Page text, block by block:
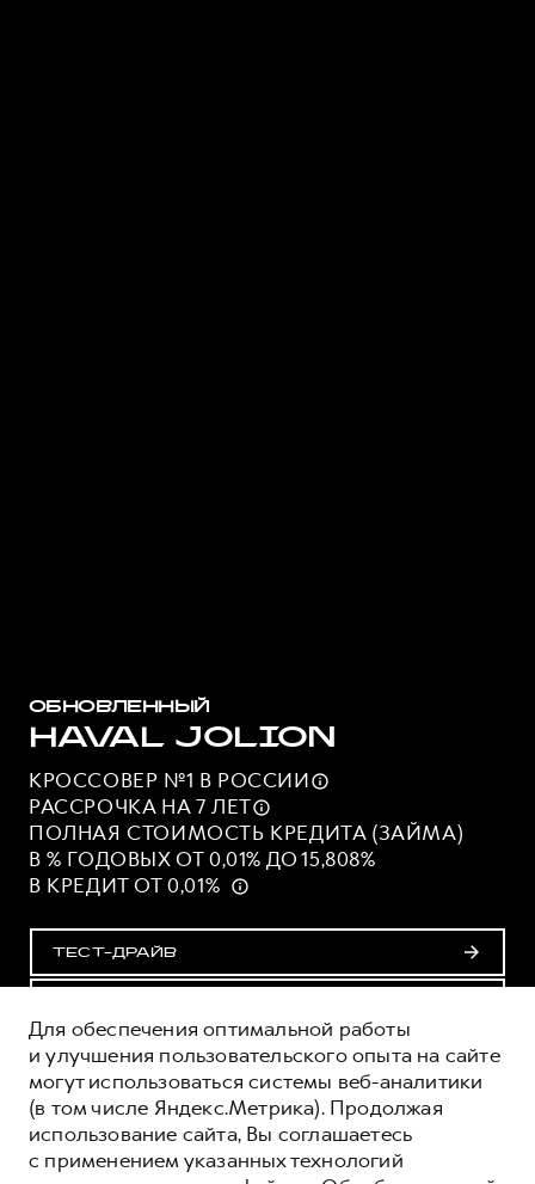
ОБНОВЛЕННЫЙ
HAVAL JOLION
КРОССОВЕР №1 В РОССИИ
РАССРОЧКА НА 7 ЛЕТ
ПОЛНАЯ СТОИМОСТЬ КРЕДИТА (ЗАЙМА)
В % ГОДОВЫХ ОТ 0,01% ДО 15,808%
В КРЕДИТ ОТ 0,01%
ТЕСТ-ДРАЙВ
ОЦЕНИВАЙТЕ СВОИ ФИНАНСОВЫЕ
ВОЗМОЖНОСТИ И РИСКИ
ИЗУЧИТЕ ВСЕ УСЛОВИЯ КРЕДИТА (ЗАЙМА) НА
САЙТЕ:
Для обеспечения оптимальной работы
и улучшения пользовательского опыта на сайте
могут использоваться системы веб-аналитики
(в том числе Яндекс.Метрика). Продолжая
использование сайта, Вы соглашаетесь
с применением указанных технологий